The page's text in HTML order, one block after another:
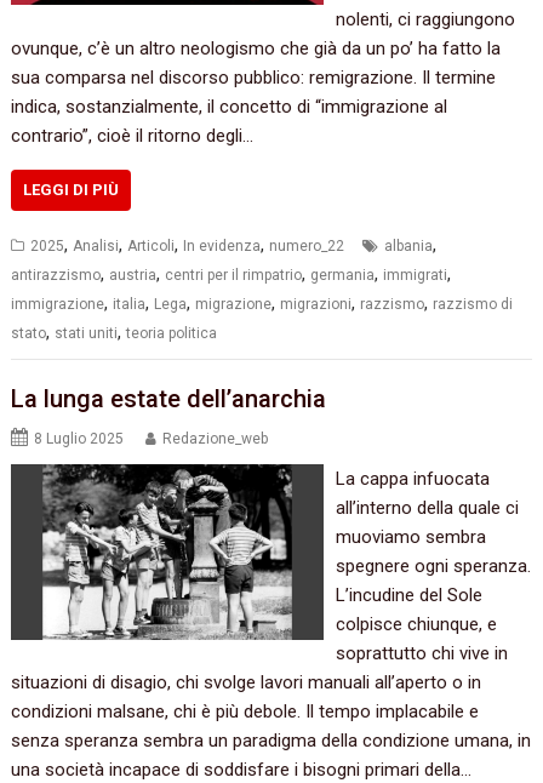
nolenti, ci raggiungono
ovunque, c’è un altro neologismo che già da un po’ ha fatto la
sua comparsa nel discorso pubblico: remigrazione. Il termine
indica, sostanzialmente, il concetto di “immigrazione al
contrario”, cioè il ritorno degli…
LEGGI DI PIÙ
2025, Analisi, Articoli, In evidenza, numero_22 albania,
antirazzismo, austria, centri per il rimpatrio, germania, immigrati,
immigrazione, italia, Lega, migrazione, migrazioni, razzismo, razzismo di
stato, stati uniti,teoria politica
La lunga estate dell’anarchia
8 Luglio 2025 Redazione_web
La cappa infuocata
all’interno della quale ci
muoviamo sembra
spegnere ogni speranza.
L’incudine del Sole
colpisce chiunque, e
soprattutto chi vive in
situazioni di disagio, chi svolge lavori manuali all’aperto o in
condizioni malsane, chi è più debole. Il tempo implacabile e
senza speranza sembra un paradigma della condizione umana, in
una società incapace di soddisfare i bisogni primari della…